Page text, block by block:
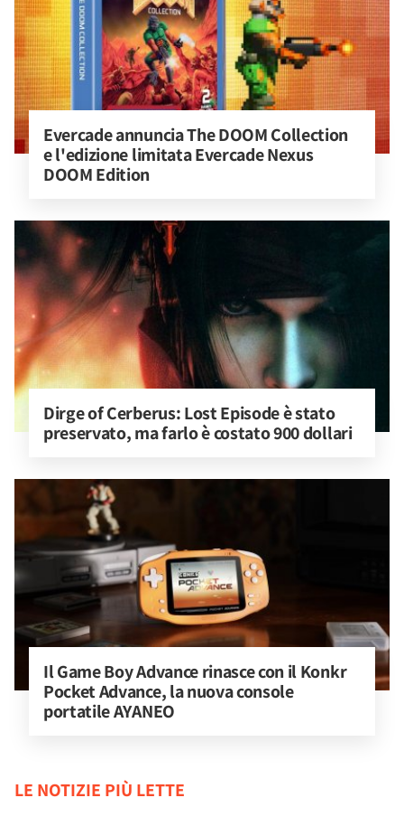
Evercade annuncia The DOOM Collection
e l'edizione limitata Evercade Nexus
DOOM Edition
Dirge of Cerberus: Lost Episode è stato
preservato, ma farlo è costato 900 dollari
Il Game Boy Advance rinasce con il Konkr
Pocket Advance, la nuova console
portatile AYANEO
LE NOTIZIE PIÙ LETTE